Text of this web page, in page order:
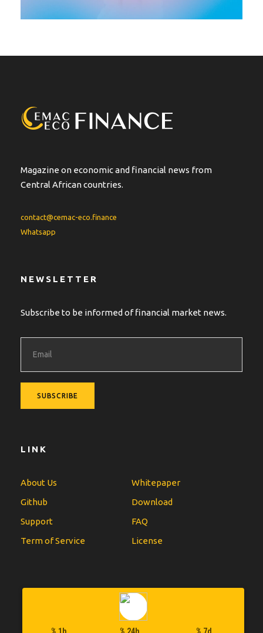
Magazine on economic and financial news from
Central African countries.
contact@cemac-eco.finance
Whatsapp
NEWSLETTER
Subscribe to be informed of financial market news.
LINK
About Us
Whitepaper
Github
Download
Support
FAQ
Term of Service
License